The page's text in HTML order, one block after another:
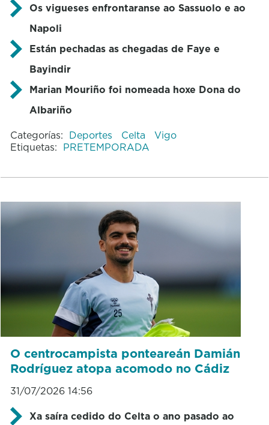
Os vigueses enfrontaranse ao Sassuolo e ao
Napoli
Están pechadas as chegadas de Faye e
Bayindir
Marian Mouriño foi nomeada hoxe Dona do
Albariño
Categorías: Deportes Celta
Vigo
Etiquetas: PRETEMPORADA
O centrocampista ponteareán Damián
Rodríguez atopa acomodo no Cádiz
31/07/2026 14:56
Xa saíra cedido do Celta o ano pasado ao